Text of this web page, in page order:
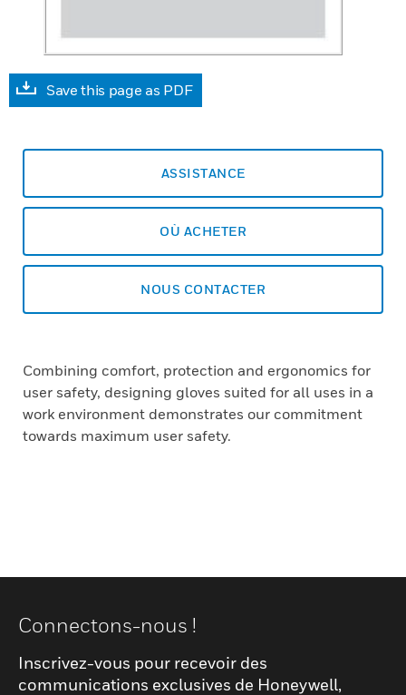
Save this page as PDF
ASSISTANCE
OÙ ACHETER
NOUS CONTACTER
Combining comfort, protection and ergonomics for
user safety, designing gloves suited for all uses in a
work environment demonstrates our commitment
towards maximum user safety.
Connectons-nous !
Inscrivez-vous pour recevoir des
communications exclusives de Honeywell,